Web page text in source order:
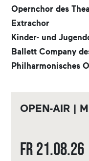
Opernchor des
Extrachor
Kinder- und
Ballett Company
Philharmonisches
OPEN-AIR |
Fr21.08.26